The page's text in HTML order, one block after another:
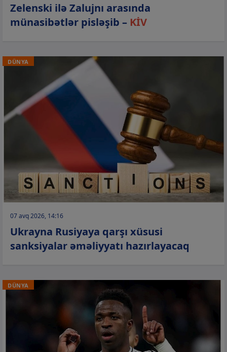
Zelenski ilə Zalujnı arasında
münasibətlər pisləşib – KİV
DÜNYA
07 avq 2026, 14:16
Ukrayna Rusiyaya qarşı xüsusi
sanksiyalar əməliyyatı hazırlayacaq
DÜNYA